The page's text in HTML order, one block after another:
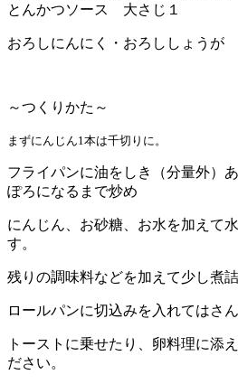
とんかつソース 大さじ１
おろしにんにく・おろししょうが
～つくりかた～
まずにんじん1本は千切りに。
フライパンに油をしき（分量外）
ぽろになるまで炒め
にんじん、お砂糖、お水を加えて
す。
残りの調味料などを加えて少し煮
ロールパンに切込みを入れてはさん
トーストに乗せたり、卵料理に添
ださい。